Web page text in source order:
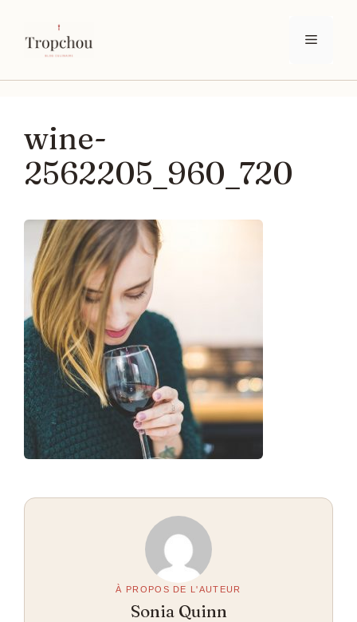
contenu
Menu
wine-
2562205_960_720
À PROPOS DE L'AUTEUR
Sonia Quinn